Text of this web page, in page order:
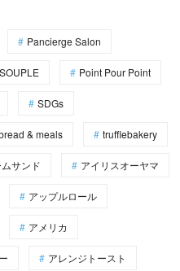
Pancierge Salon
Point Pour Point
SDGs
& meals trufflebakery
サンド アイリスオーヤマ
アップルロール
アメリカ
アレンジトースト